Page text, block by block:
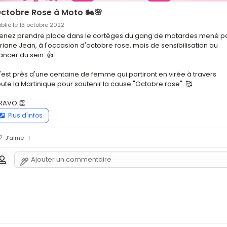
Rose à Moto 🏍️🌸
le 13 octobre 2022
prendre place dans le cortèges du gang de motardes mené
Jean, à l'occasion d'octobre rose, mois de sensibilisation au
du sein. 👍
près d'une centaine de femme qui partiront en virée à travers
la Martinique pour soutenir la cause "Octobre rose". 🥰
👏
Plus d'infos
J’aime · 1